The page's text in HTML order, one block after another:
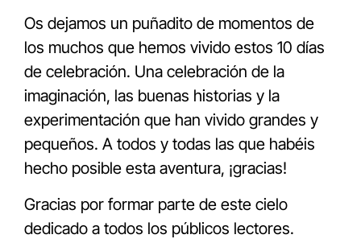
Os dejamos un puñadito de momentos de
los muchos que hemos vivido estos 10 días
de celebración. Una celebración de la
imaginación, las buenas historias y la
experimentación que han vivido grandes y
pequeños. A todos y todas las que habéis
hecho posible esta aventura, ¡gracias!
Gracias por formar parte de este cielo
dedicado a todos los públicos lectores.